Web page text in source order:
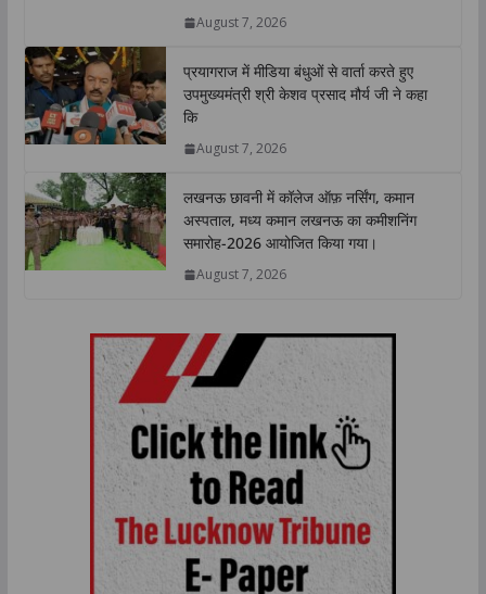
n August 7, 2026
प्रयागराज में मीडिया बंधुओं से वार्ता करते हुए
उपमुख्यमंत्री श्री केशव प्रसाद मौर्य जी ने कहा
कि
August 7, 2026
लखनऊ छावनी में कॉलेज ऑफ़ नर्सिंग, कमान
अस्पताल, मध्य कमान लखनऊ का कमीशनिंग
समारोह-2026 आयोजित किया गया।
August 7, 2026